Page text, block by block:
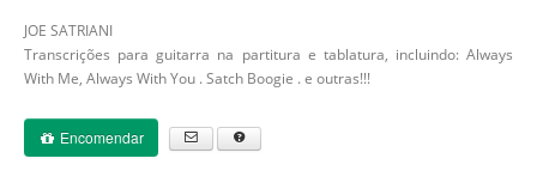
JOE SATRIANI
Transcrições para guitarra na partitura e tablatura, incluindo: Always
With Me, Always With You . Satch Boogie . e outras!!!
Encomendar